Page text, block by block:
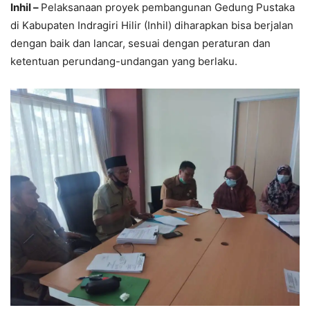
Inhil – Pelaksanaan proyek pembangunan Gedung Pustaka
di Kabupaten Indragiri Hilir (Inhil) diharapkan bisa berjalan
dengan baik dan lancar, sesuai dengan peraturan dan
ketentuan perundang-undangan yang berlaku.